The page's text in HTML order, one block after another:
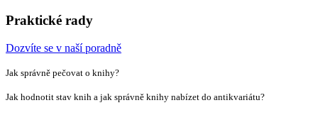
Praktické rady
Dozvíte se v naší poradně
Jak správně pečovat o knihy?
Jak hodnotit stav knih a jak správně knihy nabízet do antikvariátu?